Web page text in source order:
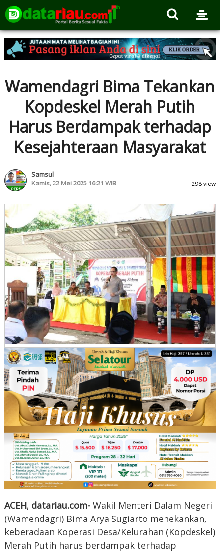
Wamendagri Bima Tekankan
Kopdeskel Merah Putih
Harus Berdampak terhadap
Kesejahteraan Masyarakat
Samsul
Kamis, 22 Mei 2025 16:21 WIB
298 view
ACEH, datariau.com-Wakil Menteri Dalam Negeri
(Wamendagri) Bima Arya Sugiarto menekankan,
keberadaan Koperasi Desa/Kelurahan (Kopdeskel)
Merah Putih harus berdampak terhadap